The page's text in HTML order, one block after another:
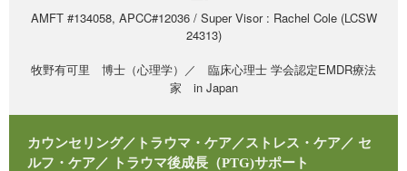
AMFT #134058, APCC#12036 / Super Visor : Rachel Cole (LCSW
24313)
牧野有可里 博士（心理学）／ 臨床心理士 学会認定EMDR療法
家 in Japan
カウンセリング／トラウマ・ケア／ストレス・ケア／ セ
ルフ・ケア／ トラウマ後成長（PTG)サポート